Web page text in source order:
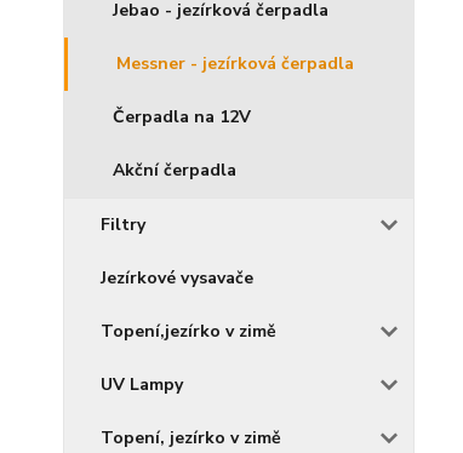
Jebao - jezírková čerpadla
Messner - jezírková čerpadla
Čerpadla na 12V
Akční čerpadla
Filtry
Jezírkové vysavače
Topení,jezírko v zimě
UV Lampy
Topení, jezírko v zimě